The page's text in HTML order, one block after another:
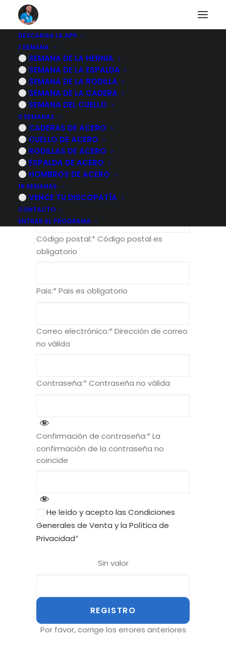
DESCARGA LA APP
1 SEMANA
SEMANA DE LA HERNIA
SEMANA DE LA ESPALDA
SEMANA DE LA RODILLA
SEMANA DE LA CADERA
SEMANA DEL CUELLO
3 SEMANAS
CADERAS DE ACERO
CUELLO DE ACERO
RODILLAS DE ACERO
ESPALDA DE ACERO
HOMBROS DE ACERO
16 SEMANAS
VENCE TU DISCOPATÍA
CONTACTO
ENTRAR AL PROGRAMA
Precio:
Gratis
Nombre y apellido:*Nombre y apellido
es obligatorio
Dirección:* Dirección es obligatorio
Ciudad:*Ciudad es obligatorio
Código postal:* Código postal es
obligatorio
Pais:* Pais es obligatorio
Correo electrónico:* Dirección de correo
no válida
Contraseña:* Contraseña no válida
Confirmación de contraseña:* La
confirmación de la contraseña no
coincide
He leído y acepto las Condiciones
Generales de Venta y la Política de
Privacidad*
Sin valor
Por favor, corrige los errores anteriores